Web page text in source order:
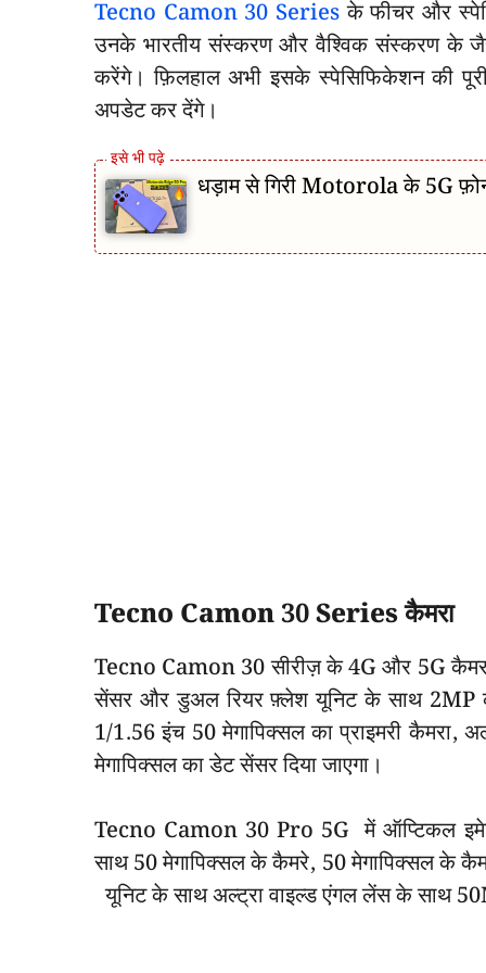
Tecno Camon 30 Seriesके फीचर और
उनके भारतीय संस्करण और वैश्विक संस्करण के
करेंगे। फ़िलहाल अभी इसके स्पेसिफिकेशन की
अपडेट कर देंगे।
धड़ाम से गिरी Motorola के 5G
Tecno Camon 30 Series कैमरा
Tecno Camon 30 सीरीज़ के 4G और 5G कैमरा
सेंसर और डुअल रियर फ़्लेश यूनिट के साथ 2MP
1/1.56 इंच 50 मेगापिक्सल का प्राइमरी कैमरा,
मेगापिक्सल का डेट सेंसर दिया जाएगा।
Tecno Camon 30 Pro 5G में ऑप्टिकल
साथ 50 मेगापिक्सल के कैमरे, 50 मेगापिक्सल के
यूनिट के साथ अल्ट्रा वाइल्ड एंगल लेंस के साथ